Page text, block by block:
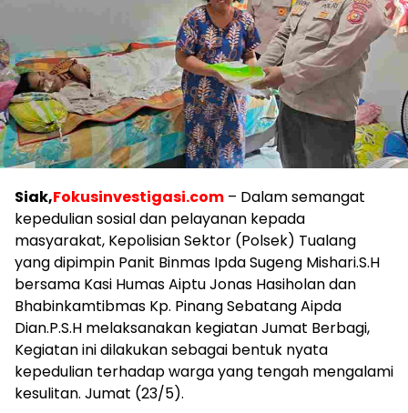
Siak,Fokusinvestigasi.com – Dalam semangat
kepedulian sosial dan pelayanan kepada
masyarakat, Kepolisian Sektor (Polsek) Tualang
yang dipimpin Panit Binmas Ipda Sugeng Mishari.S.H
bersama Kasi Humas Aiptu Jonas Hasiholan dan
Bhabinkamtibmas Kp. Pinang Sebatang Aipda
Dian.P.S.H melaksanakan kegiatan Jumat Berbagi,
Kegiatan ini dilakukan sebagai bentuk nyata
kepedulian terhadap warga yang tengah mengalami
kesulitan. Jumat (23/5).